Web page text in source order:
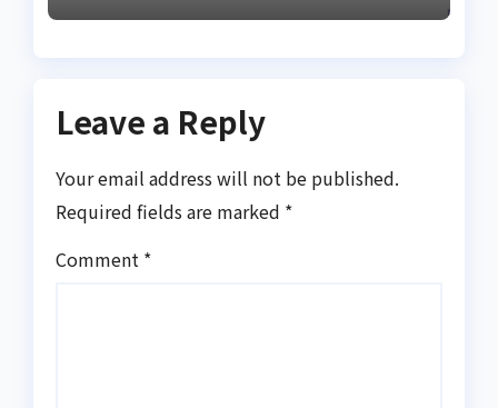
Leave a Reply
Your email address will not be published.
Required fields are marked *
Comment *